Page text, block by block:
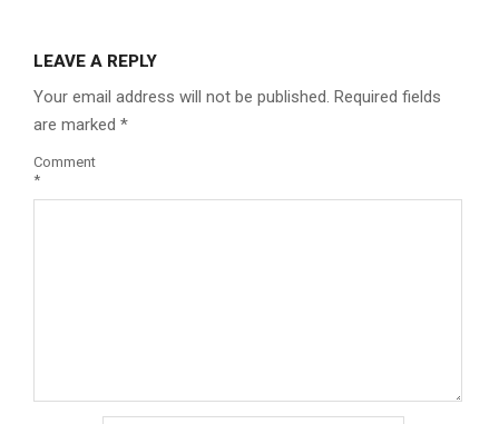
LEAVE A REPLY
Your email address will not be published. Required fields
are marked *
Comment
*